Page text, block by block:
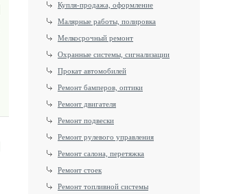
Купля-продажа, оформление
Малярные работы, полировка
Мелкосрочный ремонт
Охранные системы, сигнализации
Прокат автомобилей
Ремонт бамперов, оптики
Ремонт двигателя
Ремонт подвески
Ремонт рулевого управления
Ремонт салона, перетяжка
Ремонт стоек
Ремонт топливной системы